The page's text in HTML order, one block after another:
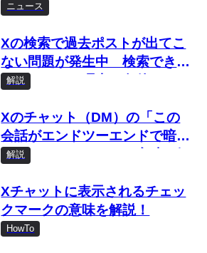
ニュース
Xの検索で過去ポストが出てこ
ない問題が発生中 検索できな
い・おかしい理由と条件は？
解説
Xのチャット（DM）の「この
会話がエンドツーエンドで暗号
化されました」とは？意味を解
解説
Xチャットに表示されるチェッ
クマークの意味を解説！
HowTo